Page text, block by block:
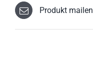
Produkt mailen